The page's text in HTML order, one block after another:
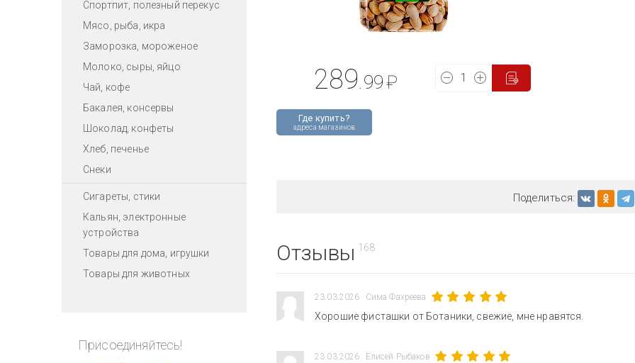
Спортпит, полезный перекус
Мясо, рыба, икра
Заморозка, мороженое
Молоко, сыры, яйцо
Чай, кофе
Бакалея, консервы
Шоколад, конфеты
Хлеб, печенье
Снеки
Сигареты, стики
Кальян, электронные
устройства
Товары для дома, игрушки
Товары для животных
Присоединяйтесь!
Где купить?
адреса магазинов
289 .99₽
Поделиться:
Отзывы 168
23.03.2026 Сима Фахреева
Хорошие фисташки от Ботаники, свежие, мне нравятся.
23.03.2026 Елисей Рыбаков